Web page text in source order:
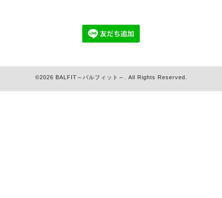
©2026 BALFIT～バルフィット～ . All Rights Reserved.